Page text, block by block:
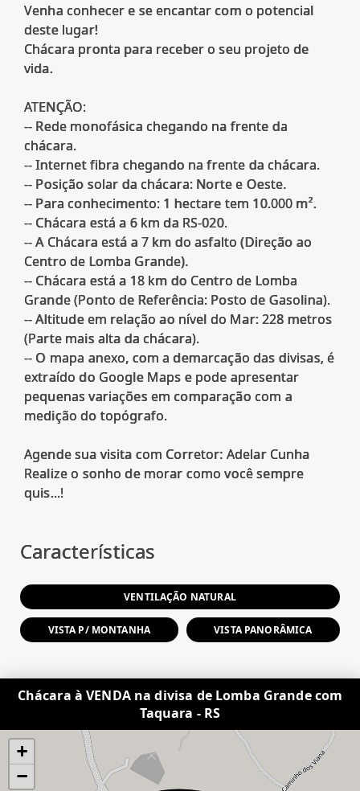
Venha conhecer e se encantar com o potencial
deste lugar!
Chácara pronta para receber o seu projeto de
vida.
ATENÇÃO:
-- Rede monofásica chegando na frente da
chácara.
-- Internet fibra chegando na frente da chácara.
-- Posição solar da chácara: Norte e Oeste.
-- Para conhecimento: 1 hectare tem 10.000 m².
-- Chácara está a 6 km da RS-020.
-- A Chácara está a 7 km do asfalto (Direção ao
Centro de Lomba Grande).
-- Chácara está a 18 km do Centro de Lomba
Grande (Ponto de Referência: Posto de Gasolina).
-- Altitude em relação ao nível do Mar: 228 metros
(Parte mais alta da chácara).
-- O mapa anexo, com a demarcação das divisas, é
extraído do Google Maps e pode apresentar
pequenas variações em comparação com a
medição do topógrafo.
Agende sua visita com Corretor: Adelar Cunha
Realize o sonho de morar como você sempre
quis...!
Características
VENTILAÇÃO NATURAL
VISTA P/ MONTANHA VISTA PANORÂMICA
Chácara à VENDA na divisa de Lomba Grande com
Taquara - RS
+
−